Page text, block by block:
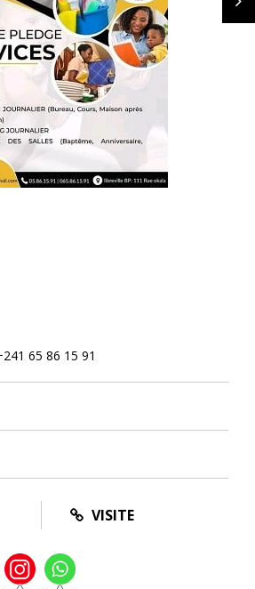
65 86 15 91
VISITE